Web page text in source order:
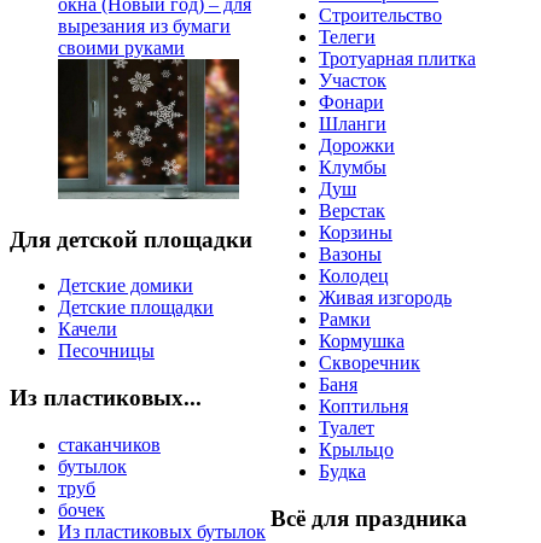
окна (Новый год) – для
вырезания из бумаги
своими руками
Для детской площадки
Детские домики
Детские площадки
Качели
Песочницы
Из пластиковых...
стаканчиков
бутылок
труб
бочек
Из пластиковых бутылок
Строительство
Телеги
Тротуарная плитка
Участок
Фонари
Шланги
Дорожки
Клумбы
Душ
Верстак
Корзины
Вазоны
Колодец
Живая изгородь
Рамки
Кормушка
Скворечник
Баня
Коптильня
Туалет
Крыльцо
Будка
Всё для праздника